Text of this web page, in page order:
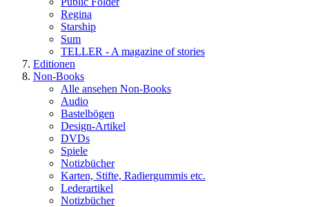
Regina
Starship
Sum
TELLER - A magazine of stories
Editionen
Non-Books
Alle ansehen Non-Books
Audio
Bastelbögen
Design-Artikel
DVDs
Spiele
Notizbücher
Karten, Stifte, Radiergummis etc.
Lederartikel
Notizbücher